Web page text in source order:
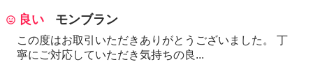
良い モンブラン
この度はお取引いただきありがとうございました。 丁
寧にご対応していただき気持ちの良...